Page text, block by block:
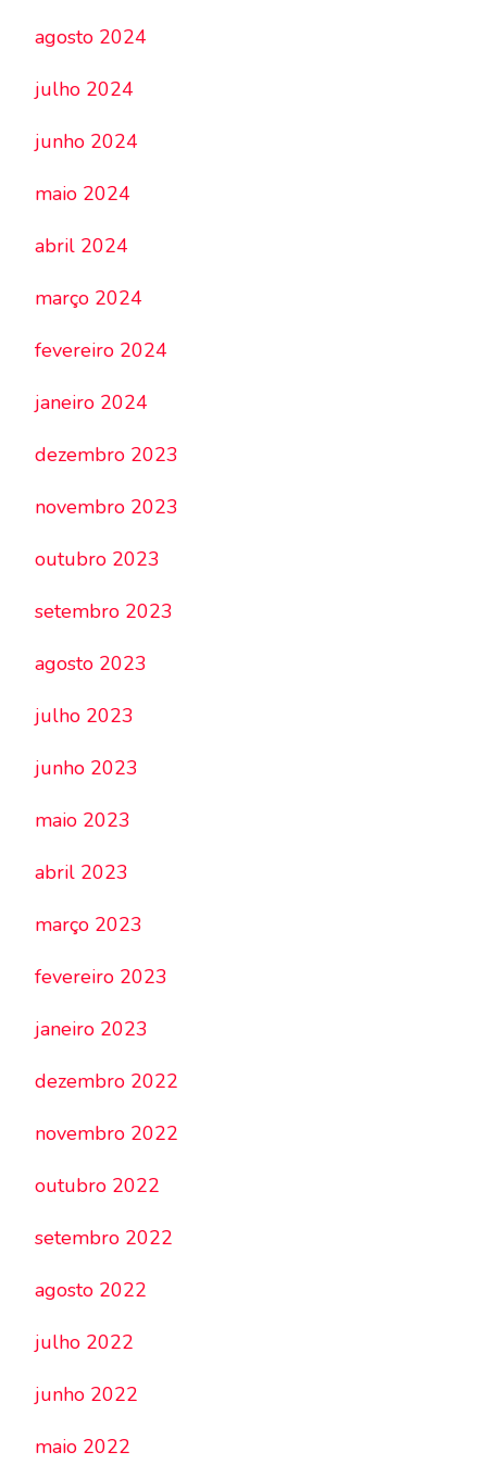
agosto 2024
julho 2024
junho 2024
maio 2024
abril 2024
março 2024
fevereiro 2024
janeiro 2024
dezembro 2023
novembro 2023
outubro 2023
setembro 2023
agosto 2023
julho 2023
junho 2023
maio 2023
abril 2023
março 2023
fevereiro 2023
janeiro 2023
dezembro 2022
novembro 2022
outubro 2022
setembro 2022
agosto 2022
julho 2022
junho 2022
maio 2022